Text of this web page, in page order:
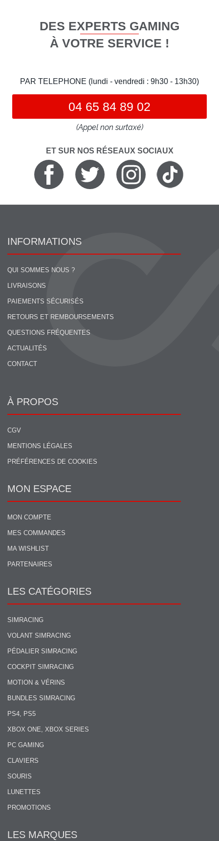
DES EXPERTS GAMING
À VOTRE SERVICE !
PAR TELEPHONE (lundi - vendredi : 9h30 - 13h30)
04 65 84 89 02
(Appel non surtaxé)
ET SUR NOS RÉSEAUX SOCIAUX
INFORMATIONS
QUI SOMMES NOUS ?
LIVRAISONS
PAIEMENTS SÉCURISÉS
RETOURS ET REMBOURSEMENTS
QUESTIONS FRÉQUENTES
ACTUALITÉS
CONTACT
À PROPOS
CGV
MENTIONS LÉGALES
PRÉFÉRENCES DE COOKIES
MON ESPACE
MON COMPTE
MES COMMANDES
MA WISHLIST
PARTENAIRES
LES CATÉGORIES
SIMRACING
VOLANT SIMRACING
PÉDALIER SIMRACING
COCKPIT SIMRACING
MOTION & VÉRINS
BUNDLES SIMRACING
PS4, PS5
XBOX ONE, XBOX SERIES
PC GAMING
CLAVIERS
SOURIS
LUNETTES
PROMOTIONS
LES MARQUES